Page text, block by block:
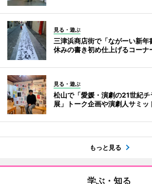
見る・遊ぶ
三津浜商店街で「ながーい新
休みの書き初め仕上げるコーナ
見る・遊ぶ
松山で「愛媛・演劇の21世紀
展」トーク企画や演劇人サミッ
もっと見る
学ぶ・知る